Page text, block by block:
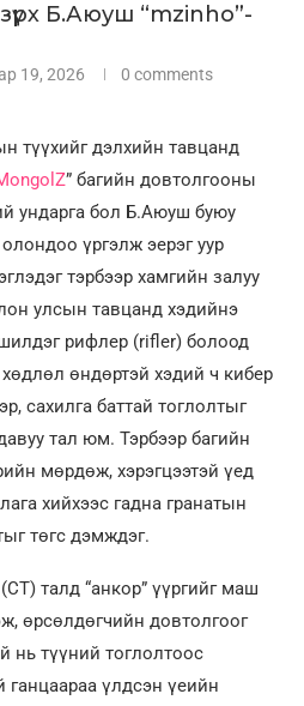
Б.Аюуш “mzinho”-
19, 2026 0 comments
түүхийг дэлхийн тавцанд
” багийн довтолгооны
ундарга бол Б.Аюуш буюу
үргэлж эерэг уур
тэрбээр хамгийн залуу
улсын тавцанд хэдийнэ
рифлер (rifler) болоод
өндөртэй хэдий ч кибер
сахилга баттай тоглолтыг
тал юм. Тэрбээр багийн
мөрдөж, хэрэгцээтэй үед
хийхээс гадна гранатын
төгс дэмждэг.
талд “анкор” үүргийг маш
өрсөлдөгчийн довтолгоог
нь түүний тоглолтоос
ганцаараа үлдсэн үеийн